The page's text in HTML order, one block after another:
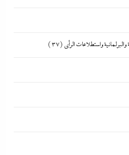
واستطلاعات الرأى (37)